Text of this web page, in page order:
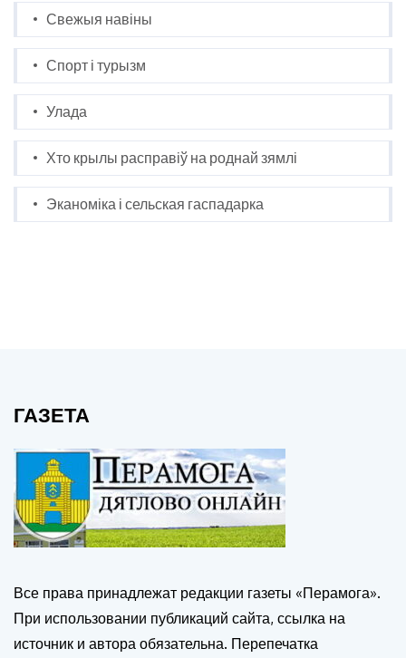
Свежыя навіны
Спорт і турызм
Улада
Хто крылы расправіў на роднай зямлі
Эканоміка і сельская гаспадарка
ГАЗЕТА
Все права принадлежат редакции газеты «Перамога».
При использовании публикаций сайта, ссылка на
источник и автора обязательна. Перепечатка